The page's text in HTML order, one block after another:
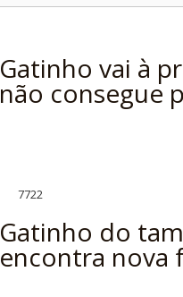
Gatinho vai à
não consegue
7722
Gatinho do
encontra nova